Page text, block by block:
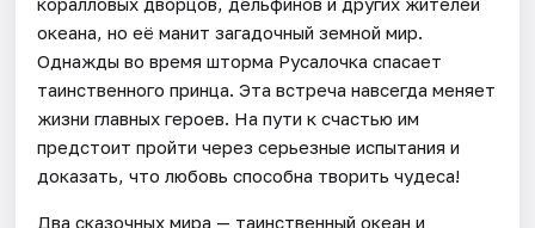
океана, но её манит загадочный земной мир.
Однажды во время шторма Русалочка спасает
таинственного принца. Эта встреча навсегда меняет
жизни главных героев. На пути к счастью им
предстоит пройти через серьезные испытания и
доказать, что любовь способна творить чудеса!
Два сказочных мира — таинственный океан и